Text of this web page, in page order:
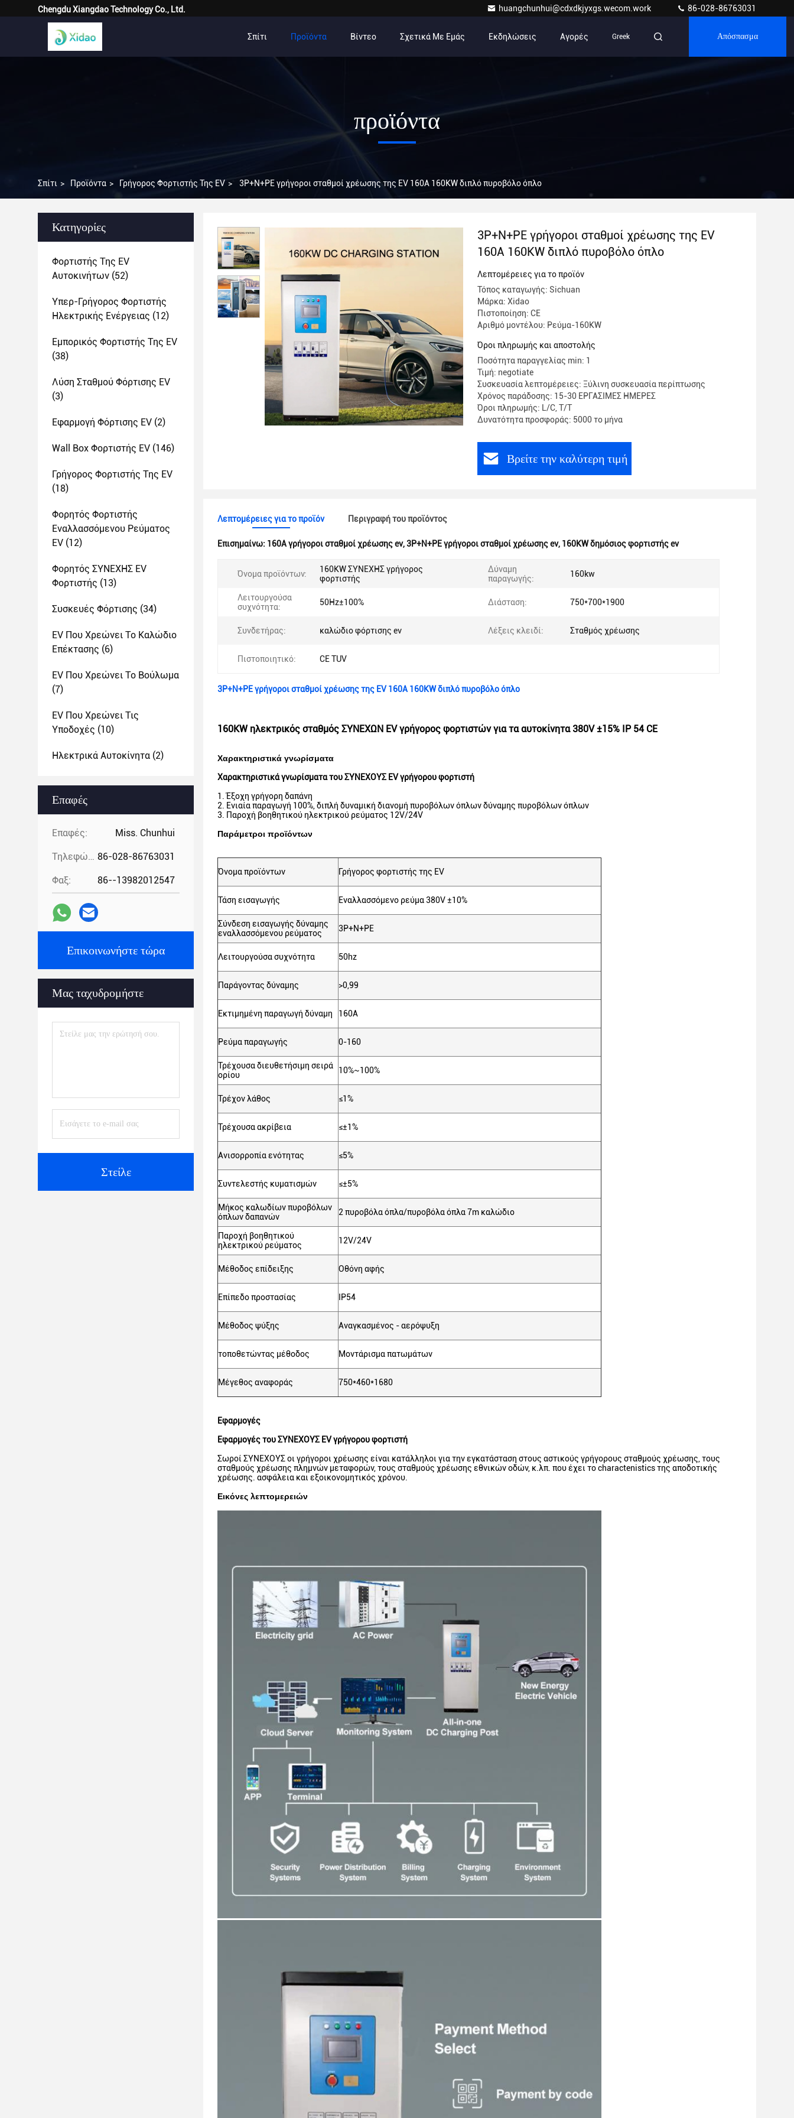
Chengdu Xiangdao Technology Co., Ltd. huangchunhui@cdxdkjyxgs.wecom.work 86-028-86763031
Σπίτι Προϊόντα Βίντεο Σχετικά Με Εμάς Εκδηλώσεις Αγορές Greek Απόσπασμα
προϊόντα
Σπίτι > Προϊόντα > Γρήγορος Φορτιστής Της EV > 3P+N+PE γρήγοροι σταθμοί χρέωσης της EV 160A 160KW διπλό πυροβόλο όπλο
Κατηγορίες
Φορτιστής Της EV
Αυτοκινήτων (52)
Υπερ-Γρήγορος Φορτιστής
Ηλεκτρικής Ενέργειας (12)
Εμπορικός Φορτιστής Της EV
(38)
Λύση Σταθμού Φόρτισης EV
(3)
Εφαρμογή Φόρτισης EV (2)
Wall Box Φορτιστής EV (146)
Γρήγορος Φορτιστής Της EV
(18)
Φορητός Φορτιστής
Εναλλασσόμενου Ρεύματος
EV (12)
Φορητός ΣΥΝΕΧΗΣ EV
Φορτιστής (13)
Συσκευές Φόρτισης (34)
EV Που Χρεώνει Το Καλώδιο
Επέκτασης (6)
EV Που Χρεώνει Το Βούλωμα
(7)
EV Που Χρεώνει Τις
Υποδοχές (10)
Ηλεκτρικά Αυτοκίνητα (2)
Επαφές
Επαφές: Miss. Chunhui
Τηλεφώνημα: 86-028-86763031
Φαξ: 86--13982012547
Επικοινωνήστε τώρα
Μας ταχυδρομήστε
Στείλε
3P+N+PE γρήγοροι σταθμοί χρέωσης της EV
160A 160KW διπλό πυροβόλο όπλο
Λεπτομέρειες για το προϊόν
Τόπος καταγωγής: Sichuan
Μάρκα: Xidao
Πιστοποίηση: CE
Αριθμό μοντέλου: Ρεύμα-160KW
Όροι πληρωμής και αποστολής
Ποσότητα παραγγελίας min: 1
Τιμή: negotiate
Συσκευασία λεπτομέρειες: Ξύλινη συσκευασία περίπτωσης
Χρόνος παράδοσης: 15-30 ΕΡΓΑΣΙΜΕΣ ΗΜΕΡΕΣ
Όροι πληρωμής: L/C, T/T
Δυνατότητα προσφοράς: 5000 το μήνα
Βρείτε την καλύτερη τιμή
Λεπτομέρειες για το προϊόν Περιγραφή του προϊόντος
Επισημαίνω: 160A γρήγοροι σταθμοί χρέωσης ev,3P+N+PE γρήγοροι σταθμοί χρέωσης ev, 160KW δημόσιος φορτιστής ev
Όνομα προϊόντων:
160KW ΣΥΝΕΧΗΣ γρήγορος
φορτιστής
Δύναμη
παραγωγής:
160kw
Λειτουργούσα
συχνότητα:
50Hz±100% Διάσταση: 750*700*1900
Συνδετήρας: καλώδιο φόρτισης ev Λέξεις κλειδί: Σταθμός χρέωσης
Πιστοποιητικό: CE TUV
3P+N+PE γρήγοροι σταθμοί χρέωσης της EV 160A 160KW διπλό πυροβόλο όπλο
160KW ηλεκτρικός σταθμός ΣΥΝΕΧΩΝ EV γρήγορος φορτιστών για τα αυτοκίνητα 380V ±15% IP 54 CE
Χαρακτηριστικά γνωρίσματα
Χαρακτηριστικά γνωρίσματα του ΣΥΝΕΧΟΥΣ EV γρήγορου φορτιστή
1. Έξοχη γρήγορη δαπάνη
2. Ενιαία παραγωγή 100%, διπλή δυναμική διανομή πυροβόλων όπλων δύναμης πυροβόλων όπλων
3. Παροχή βοηθητικού ηλεκτρικού ρεύματος 12V/24V
Παράμετροι προϊόντων
Όνομα προϊόντων Γρήγορος φορτιστής της EV
Τάση εισαγωγής Εναλλασσόμενο ρεύμα 380V ±10%
Σύνδεση εισαγωγής δύναμης
εναλλασσόμενου ρεύματος
3P+N+PE
Λειτουργούσα συχνότητα 50hz
Παράγοντας δύναμης >0,99
Εκτιμημένη παραγωγή δύναμη 160A
Ρεύμα παραγωγής 0-160
Τρέχουσα διευθετήσιμη σειρά
ορίου
10%~100%
Τρέχον λάθος ≤1%
Τρέχουσα ακρίβεια ≤±1%
Ανισορροπία ενότητας ≤5%
Συντελεστής κυματισμών ≤±5%
Μήκος καλωδίων πυροβόλων
όπλων δαπανών
2 πυροβόλα όπλα/πυροβόλα όπλα 7m καλώδιο
Παροχή βοηθητικού
ηλεκτρικού ρεύματος
12V/24V
Μέθοδος επίδειξης Οθόνη αφής
Επίπεδο προστασίας IP54
Μέθοδος ψύξης Αναγκασμένος - αερόψυξη
τοποθετώντας μέθοδος Μοντάρισμα πατωμάτων
Μέγεθος αναφοράς 750*460*1680
Εφαρμογές
Εφαρμογές του ΣΥΝΕΧΟΥΣ EV γρήγορου φορτιστή
Σωροί ΣΥΝΕΧΟΥΣ οι γρήγοροι χρέωσης είναι κατάλληλοι για την εγκατάσταση στους αστικούς γρήγορους σταθμούς χρέωσης, τους
σταθμούς χρέωσης πλημνών μεταφορών, τους σταθμούς χρέωσης εθνικών οδών, κ.λπ. που έχει το charactenistics της αποδοτικής
χρέωσης. ασφάλεια και εξοικονομητικός χρόνου.
Εικόνες λεπτομερειών